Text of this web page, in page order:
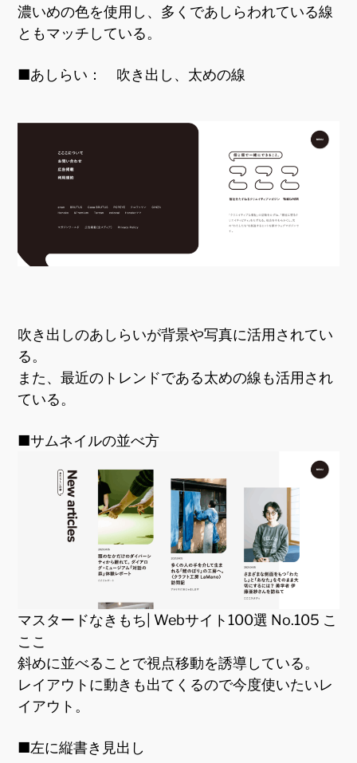
濃いめの色を使用し、多くであしらわれている線
ともマッチしている。
■あしらい： 吹き出し、太めの線
吹き出しのあしらいが背景や写真に活用されてい
る。
また、最近のトレンドである太めの線も活用され
ている。
■サムネイルの並べ方
マスタードなきもち| Webサイト100選 No.105 こ
ここ
斜めに並べることで視点移動を誘導している。
レイアウトに動きも出てくるので今度使いたいレ
イアウト。
■左に縦書き見出し